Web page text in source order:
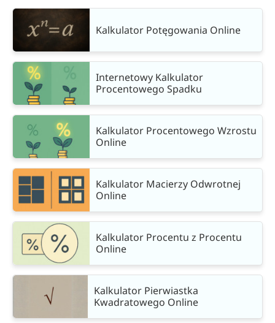
Kalkulator Potęgowania Online
Internetowy Kalkulator
Procentowego Spadku
Kalkulator Procentowego Wzrostu
Online
Kalkulator Macierzy Odwrotnej
Online
Kalkulator Procentu z Procentu
Online
Kalkulator Pierwiastka
Kwadratowego Online